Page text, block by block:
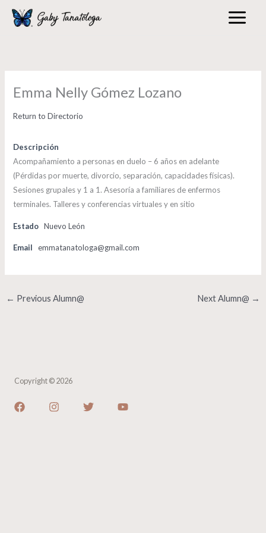
Emma Nelly Gómez Lozano
Return to Directorio
Descripción
Acompañamiento a personas en duelo – 6 años en adelante
(Pérdidas por muerte, divorcio, separación, capacidades físicas).
Sesiones grupales y 1 a 1. Asesoría a familiares de enfermos
terminales. Talleres y conferencias virtuales y en sitio
Estado Nuevo León
Email emmatanatologa@gmail.com
← Previous Alumn@ Next Alumn@ →
Copyright © 2026